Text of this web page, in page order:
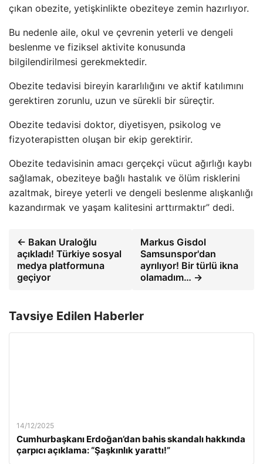
çıkan obezite, yetişkinlikte obeziteye zemin hazırlıyor.
Bu nedenle aile, okul ve çevrenin yeterli ve dengeli
beslenme ve fiziksel aktivite konusunda
bilgilendirilmesi gerekmektedir.
Obezite tedavisi bireyin kararlılığını ve aktif katılımını
gerektiren zorunlu, uzun ve sürekli bir süreçtir.
Obezite tedavisi doktor, diyetisyen, psikolog ve
fizyoterapistten oluşan bir ekip gerektirir.
Obezite tedavisinin amacı gerçekçi vücut ağırlığı kaybı
sağlamak, obeziteye bağlı hastalık ve ölüm risklerini
azaltmak, bireye yeterli ve dengeli beslenme alışkanlığı
kazandırmak ve yaşam kalitesini arttırmaktır” dedi.
← Bakan Uraloğlu
açıkladı! Türkiye sosyal
medya platformuna
geçiyor
Markus Gisdol
Samsunspor'dan
ayrılıyor! Bir türlü ikna
olamadım… →
Tavsiye Edilen Haberler
14/12/2025
Cumhurbaşkanı Erdoğan’dan bahis skandalı hakkında
çarpıcı açıklama: “Şaşkınlık yarattı!”